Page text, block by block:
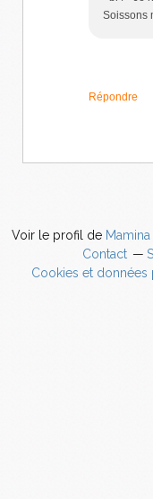
Soissons
Répondre
Voir le profil de Mamina
Contact
Cookies et données